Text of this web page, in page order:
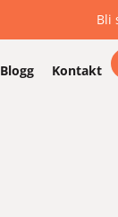
Bli
Blogg Kontakt